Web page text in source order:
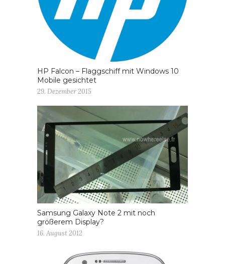
HP Falcon – Flaggschiff mit Windows 10
Mobile gesichtet
29. Dezember 2015
Samsung Galaxy Note 2 mit noch
größerem Display?
16. August 2012